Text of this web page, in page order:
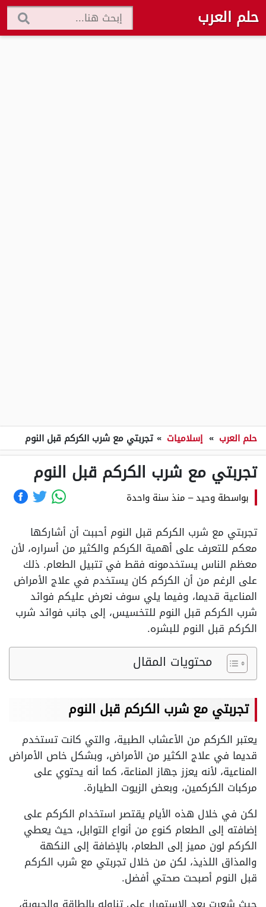
حلم العرب
حلم العرب » إسلاميات » تجربتي مع شرب الكركم قبل النوم
تجربتي مع شرب الكركم قبل النوم
بواسطة وحيد– منذ سنة واحدة
تجربتي مع شرب الكركم قبل النوم أحببت أن أشاركها
معكم للتعرف على أهمية الكركم والكثير من أسراره، لأن
معظم الناس يستخدمونه فقط في تتبيل الطعام. ذلك
على الرغم من أن الكركم كان يستخدم في علاج الأمراض
المناعية قديما، وفيما يلي سوف نعرض عليكم فوائد
شرب الكركم قبل النوم للتخسيس، إلى جانب فوائد شرب
الكركم قبل النوم للبشره.
محتويات المقال
تجربتي مع شرب الكركم قبل النوم
يعتبر الكركم من الأعشاب الطبية، والتي كانت تستخدم
قديما في علاج الكثير من الأمراض، وبشكل خاص الأمراض
المناعية، لأنه يعزز جهاز المناعة، كما أنه يحتوي على
مركبات الكركمين، وبعض الزيوت الطيارة.
لكن في خلال هذه الأيام يقتصر استخدام الكركم على
إضافته إلى الطعام كنوع من أنواع التوابل، حيث يعطي
الكركم لون مميز إلى الطعام، بالإضافة إلى النكهة
والمذاق اللذيذ، لكن من خلال تجربتي مع شرب الكركم
قبل النوم أصبحت صحتي أفضل.